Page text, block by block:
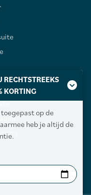
RECHTSTREEKS
KORTING
toegepast op de
heb je altijd de